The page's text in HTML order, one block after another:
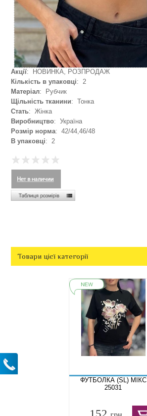
Акції: НОВИНКА, РОЗПРОДАЖ
Кількість в упаковці: 2
Матеріал: Рубчик
Щільність тканини: Тонка
Стать: Жінка
Виробництво: Україна
Розмір норма: 42/44,46/48
В упаковці: 2
Товари цієї категорії
ФУТБОЛКА (SL) МІКС
25031